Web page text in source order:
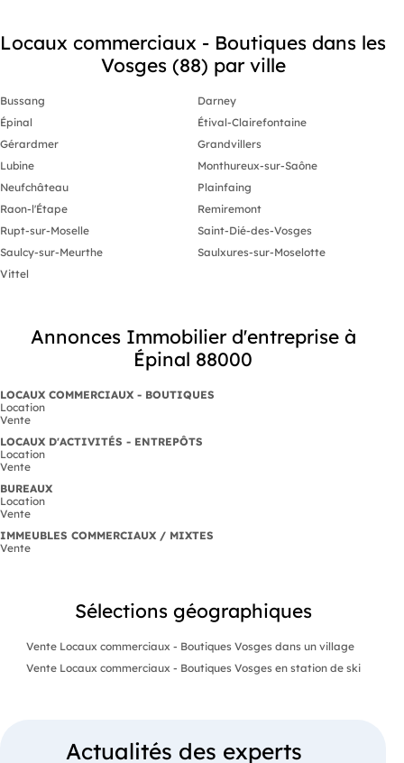
Locaux commerciaux - Boutiques dans les
Vosges (88) par ville
Bussang
Darney
Épinal
Étival-Clairefontaine
Gérardmer
Grandvillers
Lubine
Monthureux-sur-Saône
Neufchâteau
Plainfaing
Raon-l'Étape
Remiremont
Rupt-sur-Moselle
Saint-Dié-des-Vosges
Saulcy-sur-Meurthe
Saulxures-sur-Moselotte
Vittel
Annonces Immobilier d'entreprise à
Épinal 88000
LOCAUX COMMERCIAUX - BOUTIQUES
Location
Vente
LOCAUX D'ACTIVITÉS - ENTREPÔTS
Location
Vente
BUREAUX
Location
Vente
IMMEUBLES COMMERCIAUX / MIXTES
Vente
Sélections géographiques
Vente Locaux commerciaux - Boutiques Vosges dans un village
Vente Locaux commerciaux - Boutiques Vosges en station de ski
Actualités des experts